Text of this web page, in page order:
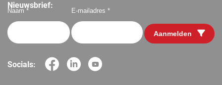
Nieuwsbrief:
Naam * E-mailadres *
Aanmelden
Socials: